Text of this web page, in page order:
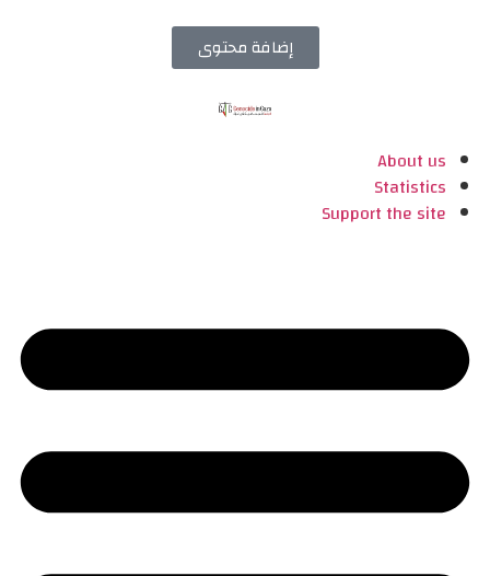
إضافة محتوى
About us
Statistics
Support the site